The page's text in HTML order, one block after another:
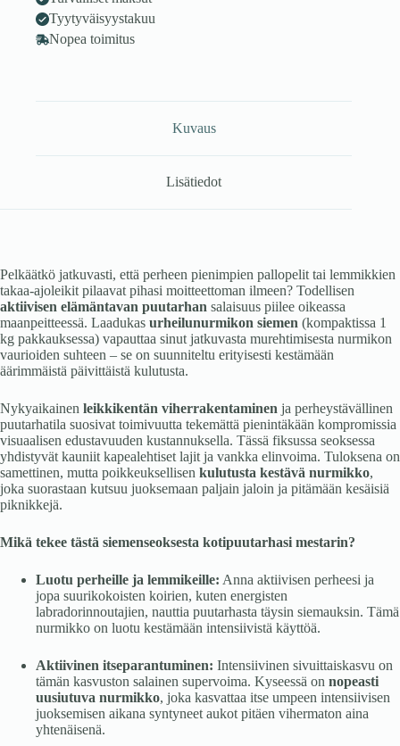
Tyytyväisyystakuu
Nopea toimitus
Kuvaus
Lisätiedot
Pelkäätkö jatkuvasti, että perheen pienimpien pallopelit tai lemmikkien
takaa-ajoleikit pilaavat pihasi moitteettoman ilmeen? Todellisen
aktiivisen elämäntavan puutarhan salaisuus piilee oikeassa
maanpeitteessä. Laadukas urheilunurmikon siemen (kompaktissa 1
kg pakkauksessa) vapauttaa sinut jatkuvasta murehtimisesta nurmikon
vaurioiden suhteen – se on suunniteltu erityisesti kestämään
äärimmäistä päivittäistä kulutusta.
Nykyaikainen leikkikentän viherrakentaminen ja perheystävällinen
puutarhatila suosivat toimivuutta tekemättä pienintäkään kompromissia
visuaalisen edustavuuden kustannuksella. Tässä fiksussa seoksessa
yhdistyvät kauniit kapealehtiset lajit ja vankka elinvoima. Tuloksena on
samettinen, mutta poikkeuksellisen kulutusta kestävä nurmikko,
joka suorastaan kutsuu juoksemaan paljain jaloin ja pitämään kesäisiä
piknikkejä.
Mikä tekee tästä siemenseoksesta kotipuutarhasi mestarin?
Luotu perheille ja lemmikeille: Anna aktiivisen perheesi ja
jopa suurikokoisten koirien, kuten energisten
labradorinnoutajien, nauttia puutarhasta täysin siemauksin. Tämä
nurmikko on luotu kestämään intensiivistä käyttöä.
Aktiivinen itseparantuminen: Intensiivinen sivuittaiskasvu on
tämän kasvuston salainen supervoima. Kyseessä on nopeasti
uusiutuva nurmikko, joka kasvattaa itse umpeen intensiivisen
juoksemisen aikana syntyneet aukot pitäen vihermaton aina
yhtenäisenä.